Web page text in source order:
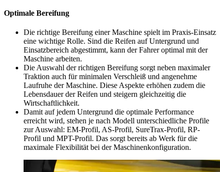
Optimale Bereifung
Die richtige Bereifung einer Maschine spielt im Praxis-Einsatz
eine wichtige Rolle. Sind die Reifen auf Untergrund und
Einsatzbereich abgestimmt, kann der Fahrer optimal mit der
Maschine arbeiten.
Die Auswahl der richtigen Bereifung sorgt neben maximaler
Traktion auch für minimalen Verschleiß und angenehme
Laufruhe der Maschine. Diese Aspekte erhöhen zudem die
Lebensdauer der Reifen und steigern gleichzeitig die
Wirtschaftlichkeit.
Damit auf jedem Untergrund die optimale Performance
erreicht wird, stehen je nach Modell unterschiedliche Profile
zur Auswahl: EM-Profil, AS-Profil, SureTrax-Profil, RP-
Profil und MPT-Profil. Das sorgt bereits ab Werk für die
maximale Flexibilität bei der Maschinenkonfiguration.